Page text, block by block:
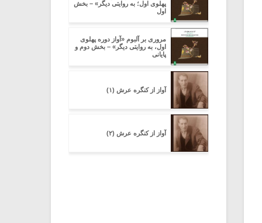
پهلوی اول؛ به روایتی دیگر» – بخش
اول
مروری بر آلبوم «آواز دوره پهلوی
اول، به روایتی دیگر» – بخش دوم و
پایانی
آواز از کنگره عرش (۱)
آواز از کنگره عرش (۲)